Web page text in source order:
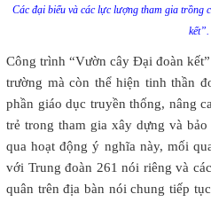
Các đại biểu và các lực lượng tham gia trồng
kết”.
Công trình “Vườn cây Đại đoàn
trường mà còn thể hiện tinh thần
phần giáo dục truyền thống, nâng
trẻ trong tham gia xây dựng và
qua hoạt động ý nghĩa này, mối
với Trung đoàn 261 nói riêng và
quân trên địa bàn nói chung tiếp